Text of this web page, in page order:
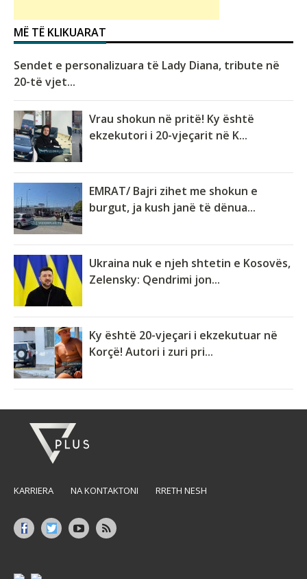
MË TË KLIKUARAT
Sendet e personalizuara të Lady Diana, tribute në
20-të vjet...
Vrau shokun në pritë! Ky është
ekzekutori i 20-vjeçarit në K...
EMRAT/ Bajri zihet me shokun e
burgut, ja kush janë të dënua...
Ukraina nuk e njeh shtetin e Kosovës,
Zelensky: Qendrimi jon...
Ky është 20-vjeçari i ekzekutuar në
Korçë! Autori i zuri pri...
KARRIERA NA KONTAKTONI RRETH NESH